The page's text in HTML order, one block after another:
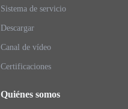
Sistema de servicio
Descargar
Canal de vídeo
Certificaciones
Quiénes somos